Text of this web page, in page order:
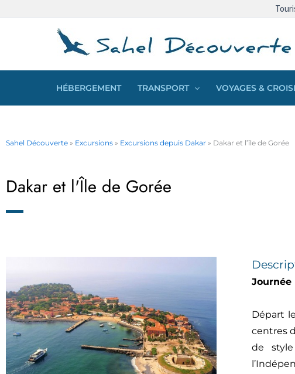
HÉBERGEMENT TRANSPORT VOYAGES &
Sahel Découverte » Excursions » Excursions depuis Dakar » Dakar et l’île de Gorée
Dakar et l'Île de Gorée
Journée
Départ
centres
de